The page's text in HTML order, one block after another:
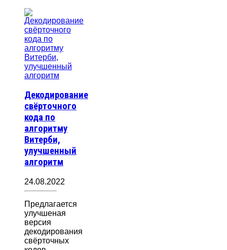
Декодирование
свёрточного
кода по
алгоритму
Витерби,
улучшенный
алгоритм
24.08.2022
Предлагается
улучшеная
версия
декодирования
свёрточных